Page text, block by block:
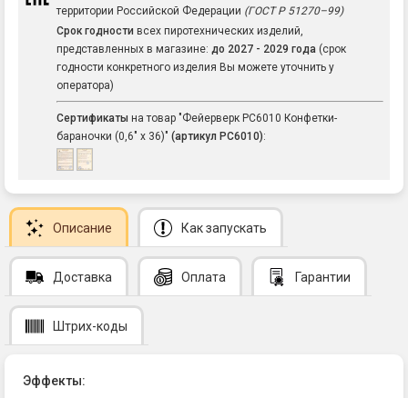
территории Российской Федерации (ГОСТ Р 51270–99)
Срок годности всех пиротехнических изделий,
представленных в магазине: до 2027 - 2029 года (срок
годности конкретного изделия Вы можете уточнить у
оператора)
Сертификаты на товар "Фейерверк РС6010 Конфетки-
бараночки (0,6" х 36)" (артикул РС6010):
Описание Как запускать
Доставка Оплата Гарантии
Штрих-коды
Эффекты: